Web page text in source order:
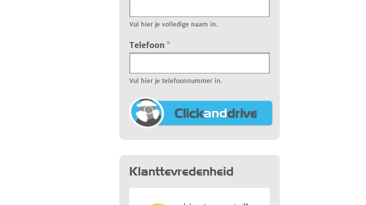
Vul hier je volledige naam in.
Telefoon *
Vul hier je telefoonnummer in.
Clickanddrive
Klanttevredenheid